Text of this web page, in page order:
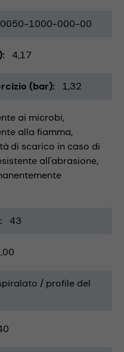
1000-000-00
4,17
(bar) 1,32
ai microbi
alla fiamma
di scarico in caso di
all'abrasione
43
/ profile del